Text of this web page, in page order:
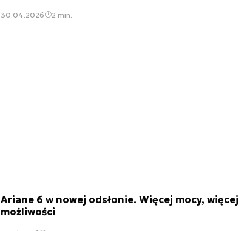
30.04.2026 2 min.
Ariane 6 w nowej odsłonie. Więcej mocy, więcej
możliwości